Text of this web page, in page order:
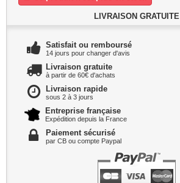
LIVRAISON GRATUITE
Satisfait ou remboursé
14 jours pour changer d'avis
Livraison gratuite
à partir de 60€ d'achats
Livraison rapide
sous 2 à 3 jours
Entreprise française
Expédition depuis la France
Paiement sécurisé
par CB ou compte Paypal